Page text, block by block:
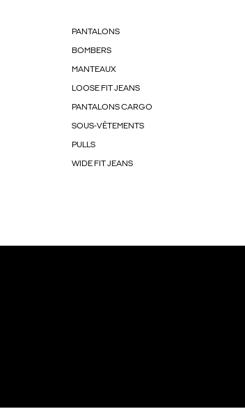
PANTALONS
BOMBERS
MANTEAUX
LOOSE FIT JEANS
PANTALONS CARGO
SOUS-VÊTEMENTS
PULLS
WIDE FIT JEANS